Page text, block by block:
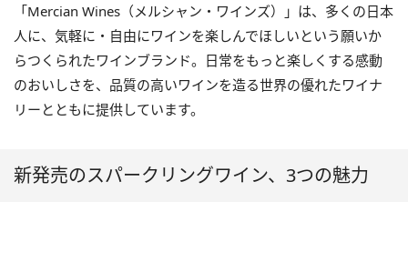
「Mercian Wines（メルシャン・ワインズ）」は、多くの日本
人に、気軽に・自由にワインを楽しんでほしいという願いか
らつくられたワインブランド。日常をもっと楽しくする感動
のおいしさを、品質の高いワインを造る世界の優れたワイナ
リーとともに提供しています。
新発売のスパークリングワイン、3つの魅力